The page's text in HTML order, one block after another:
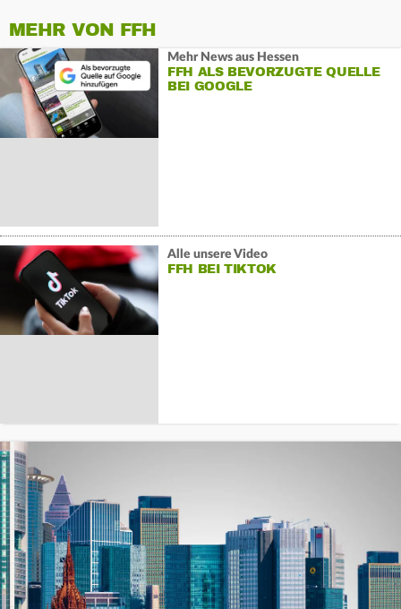
MEHR VON FFH
Mehr News aus Hessen
FFH ALS BEVORZUGTE QUELLE
BEI GOOGLE
Alle unsere Video
FFH BEI TIKTOK